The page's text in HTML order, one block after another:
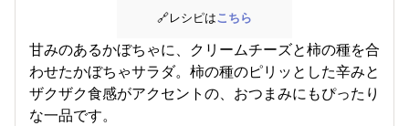
🔗レシピはこちら
甘みのあるかぼちゃに、クリームチーズと柿の種を合
わせたかぼちゃサラダ。柿の種のピリッとした辛みと
ザクザク食感がアクセントの、おつまみにもぴったり
な一品です。